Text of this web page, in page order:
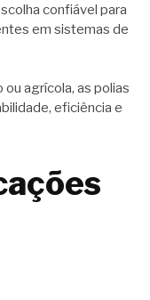
confiável para
em sistemas de
agrícola, as polias
eficiência e